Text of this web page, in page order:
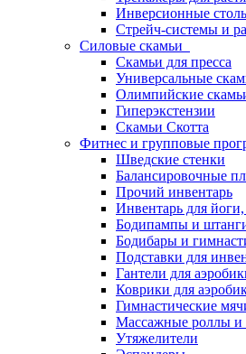
Инверсионные
Стрейч-системы и
Силовые скамьи
Скамьи для пресса
Универсальные
Олимпийские
Гиперэкстензии
Скамьи Скотта
Фитнес и групповые
Шведские стенки
Балансировочные
Прочий инвентарь
Инвентарь для
Бодипампы и
Бодибары и
Подставки для
Гантели для
Коврики для
Гимнастические
Массажные роллы и
Утяжелители